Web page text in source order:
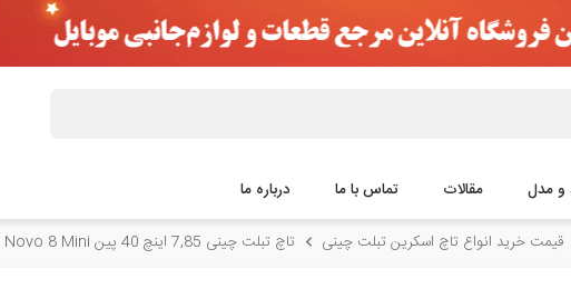
و مدل مقالات تماس با ما درباره ما
قیمت خرید انواع تاچ اسکرین تبلت چینی تاچ تبلت چینی 7,85 اینچ 40 پین Ainol Novo 8 Mini